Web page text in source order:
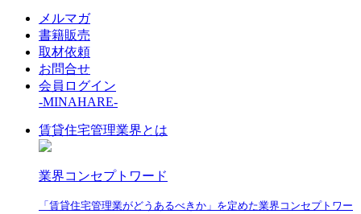
メルマガ
書籍販売
取材依頼
お問合せ
会員ログイン
-MINAHARE-
賃貸住宅管理業界とは
業界コンセプトワード
「賃貸住宅管理業がどうあるべきか」を定めた業界コンセプトワー